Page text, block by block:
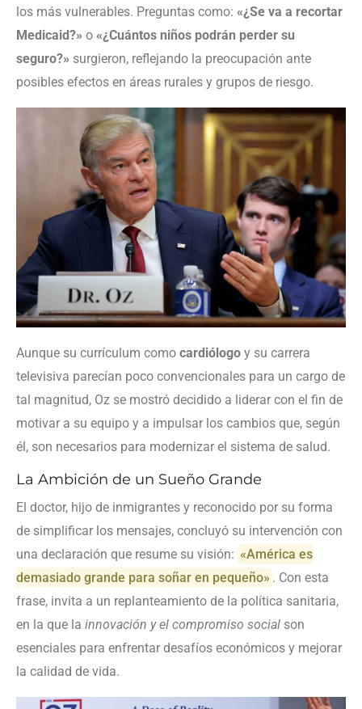
los más vulnerables. Preguntas como: «¿Se va a recortar
Medicaid?» o «¿Cuántos niños podrán perder su
seguro?» surgieron, reflejando la preocupación ante
posibles efectos en áreas rurales y grupos de riesgo.
Aunque su currículum como cardiólogo y su carrera
televisiva parecían poco convencionales para un cargo de
tal magnitud, Oz se mostró decidido a liderar con el fin de
motivar a su equipo y a impulsar los cambios que, según
él, son necesarios para modernizar el sistema de salud.
La Ambición de un Sueño Grande
El doctor, hijo de inmigrantes y reconocido por su forma
de simplificar los mensajes, concluyó su intervención con
una declaración que resume su visión: «América es
demasiado grande para soñar en pequeño» . Con esta
frase, invita a un replanteamiento de la política sanitaria,
en la que la innovación y el compromiso social son
esenciales para enfrentar desafíos económicos y mejorar
la calidad de vida.